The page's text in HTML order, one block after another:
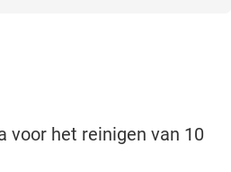
voor het reinigen van 10